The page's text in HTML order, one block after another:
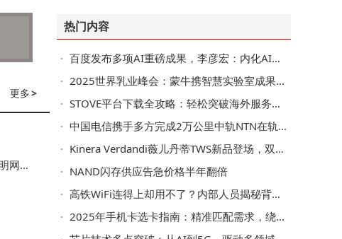
更多>
网络
热门内容
百度发布多项AI重磅成果，李彦宏：内化AI能力让智能不再是成本而是生产力
2025世界乳业峰会：蒙牛携智慧实验室成果亮相，赋能全球乳业数智转型
STOVE平台下载全攻略：轻松突破海外服务器限制畅享游戏
中国电信携手多方完成2万公里中轨NTN在轨验证
Kinera Verdandi薇儿丹蒂TWS新品登场，双模连接续航持久，共赴听觉盛宴
NAND闪存供应告急价格半年翻倍
高铁WiFi连得上却用不了？内部人员揭秘背后技术挑战与实用技巧
2025年手机卡选卡指南：精准匹配需求，绕开合约套路与流量陷阱